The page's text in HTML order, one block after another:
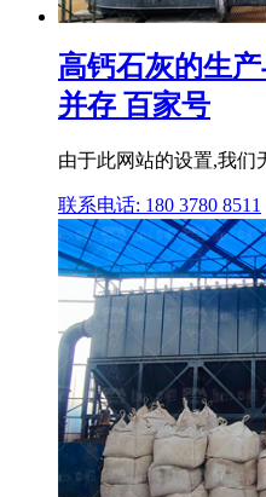
高钙石灰的生
并存 百家号
由于此网站的设置,我们
联系电话: 180 3780 8511